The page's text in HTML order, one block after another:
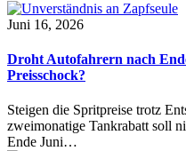
Juni 16, 2026
Droht Autofahrern nach
Preisschock?
Steigen die Spritpreise trotz
zweimonatige Tankrabatt soll
Ende Juni…